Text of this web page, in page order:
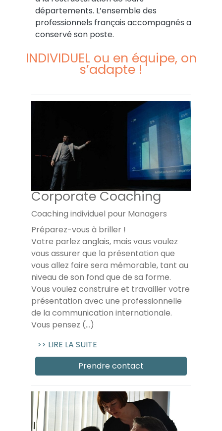
départements. L’ensemble des
professionnels français accompagnés a
conservé son poste.
INDIVIDUEL ou en équipe, on
s’adapte !
Corporate Coaching
Coaching individuel pour Managers
Préparez-vous à briller !
Votre parlez anglais, mais vous voulez
vous assurer que la présentation que
vous allez faire sera mémorable, tant au
niveau de son fond que de sa forme.
Vous voulez construire et travailler votre
présentation avec une professionnelle
de la communication internationale.
Vous pensez (...)
>> LIRE LA SUITE
Prendre contact